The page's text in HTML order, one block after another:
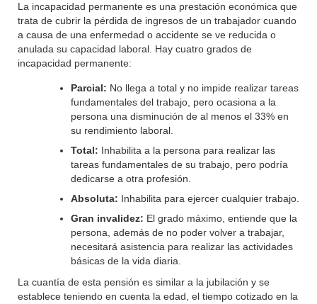
La incapacidad permanente es una prestación económica que
trata de cubrir la pérdida de ingresos de un trabajador cuando
a causa de una enfermedad o accidente se ve reducida o
anulada su capacidad laboral. Hay cuatro grados de
incapacidad permanente:
Parcial: No llega a total y no impide realizar tareas
fundamentales del trabajo, pero ocasiona a la
persona una disminución de al menos el 33% en
su rendimiento laboral.
Total: Inhabilita a la persona para realizar las
tareas fundamentales de su trabajo, pero podría
dedicarse a otra profesión.
Absoluta: Inhabilita para ejercer cualquier trabajo.
Gran invalidez: El grado máximo, entiende que la
persona, además de no poder volver a trabajar,
necesitará asistencia para realizar las actividades
básicas de la vida diaria.
La cuantía de esta pensión es similar a la jubilación y se
establece teniendo en cuenta la edad, el tiempo cotizado en la